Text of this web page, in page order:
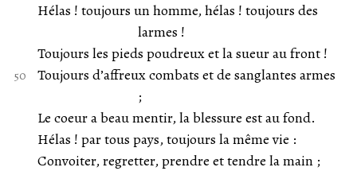
Hélas ! toujours un homme, hélas ! toujours des
larmes !
Toujours les pieds poudreux et la sueur au front !
Toujours d’affreux combats et de sanglantes armes
;
Le coeur a beau mentir, la blessure est au fond.
Hélas ! par tous pays, toujours la même vie :
Convoiter, regretter, prendre et tendre la main ;